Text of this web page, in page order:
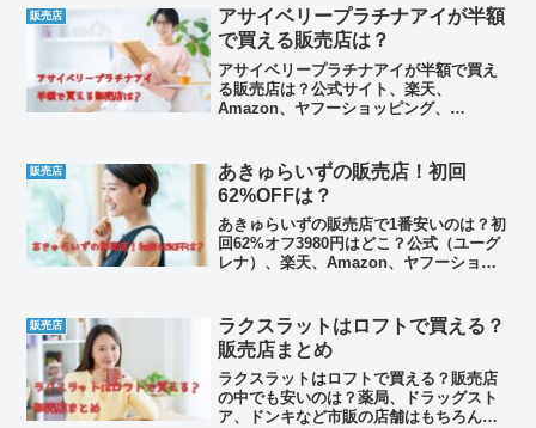
解約やマイページへのログイン、良い口
コミや悪い口コミ、デメリットなども詳
しくまとめてみました。
販売店
アサイベリープラチナアイが半額
で買える販売店は？
アサイベリープラチナアイが半額で買え
る販売店は？公式サイト、楽天、
Amazon、ヤフーショッピング、
舗まで。1番安い値段を見つけてみまし
た。また、解約やマイページにログイン
する方法、口コミやデメリットなども詳
しくまとめています。
販売店
あきゅらいずの販売店！初回
62%OFFは？
あきゅらいずの販売店で1番安いのは？初
回62%オフ3980円はどこ？公式（ユーグ
レナ）、楽天、Amazon、ヤフーショッ
キ、ロフトなど市販の店舗も。値段を比
べて最安値を見つけてみました。解約や
マイページにログインする方法、口コミ
やデメリットなど、詳しくまとめていま
す。
販売店
ラクスラットはロフトで買える？
販売店まとめ
ラクスラットはロフトで買える？販売店
の中でも安いのは？薬局、ドラッグスト
ア、ドンキなど市販の店舗はもちろん、